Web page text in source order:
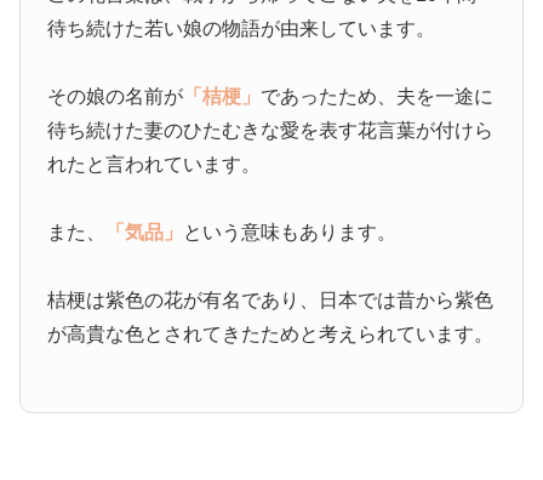
待ち続けた若い娘の物語が由来しています。
その娘の名前が 「桔梗」 であったため、夫を一途に
待ち続けた妻のひたむきな愛を表す花言葉が付けら
れたと言われています。
また、 「気品」 という意味もあります。
桔梗は紫色の花が有名であり、日本では昔から紫色
が高貴な色とされてきたためと考えられています。